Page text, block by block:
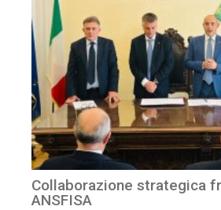
Collaborazione strategica
ANSFISA